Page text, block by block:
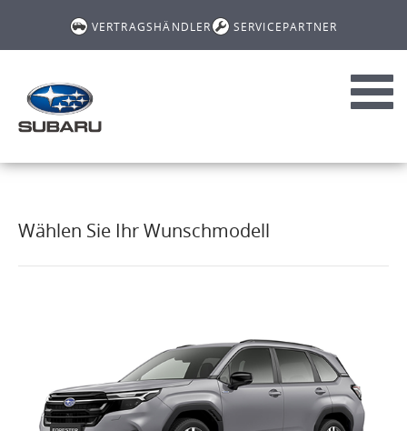
VERTRAGSHÄNDLER SERVICEPARTNER
Wählen Sie Ihr Wunschmodell